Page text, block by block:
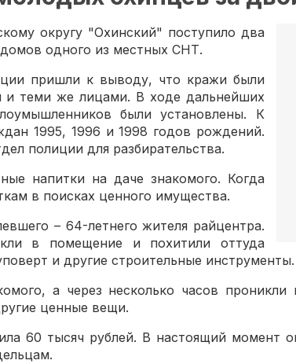
округу "Охинский" поступило два
одного из местных СНТ.
пришли к выводу, что кражи были
и теми же лицами. В ходе дальнейших
были установлены. К
1995, 1996 и 1998 годов рождений.
полиции для разбирательства.
напитки на даче знакомого. Когда
в поисках ценного имущества.
– 64-летнего жителя райцентра.
в помещение и похитили оттуда
и другие строительные инструменты.
а через несколько часов
ценные вещи.
60 тысяч рублей. В настоящий момент